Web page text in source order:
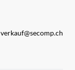
verkauf@secomp.ch